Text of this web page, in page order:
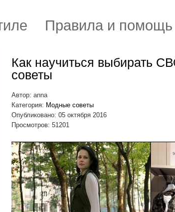
Правила и помощь
Как научиться выбирать
советы
Автор: anna
Категория: Модные советы
Опубликовано: 05 октября 2016
Просмотров: 51201